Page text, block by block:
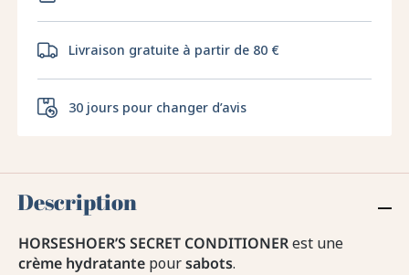
Livraison gratuite à partir de 80 €
30 jours pour changer d’avis
Description
HORSESHOER’S SECRET CONDITIONERest une
crème hydratante poursabots.